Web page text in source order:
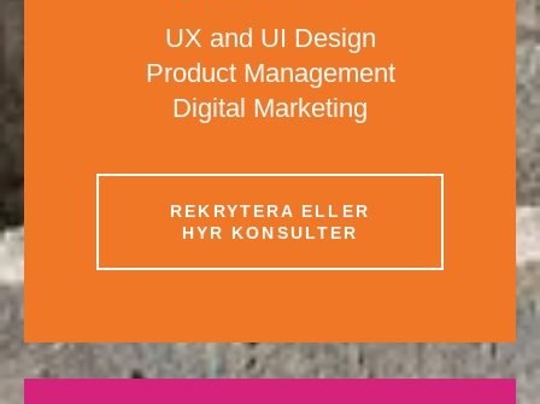
UX and UI Design
Product Management
Digital Marketing
REKRYTERA ELLER
HYR KONSULTER